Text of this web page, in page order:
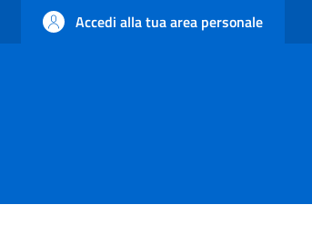
Accedi alla tua area personale